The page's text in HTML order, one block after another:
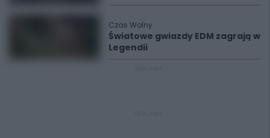
Czas Wolny
Światowe gwiazdy EDM zagrają w
Legendii